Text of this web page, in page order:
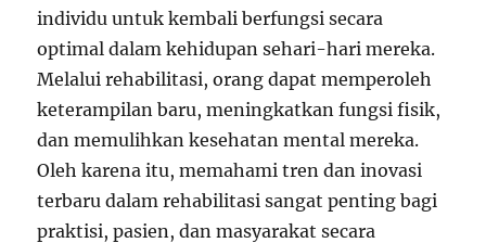
individu untuk kembali berfungsi secara
optimal dalam kehidupan sehari-hari mereka.
Melalui rehabilitasi, orang dapat memperoleh
keterampilan baru, meningkatkan fungsi fisik,
dan memulihkan kesehatan mental mereka.
Oleh karena itu, memahami tren dan inovasi
terbaru dalam rehabilitasi sangat penting bagi
praktisi, pasien, dan masyarakat secara